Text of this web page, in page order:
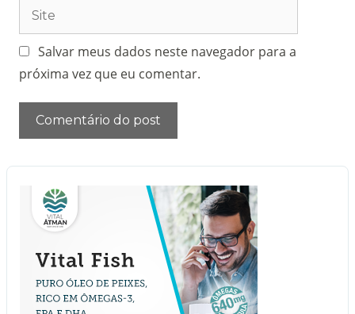
Salvar meus dados neste navegador para a
próxima vez que eu comentar.